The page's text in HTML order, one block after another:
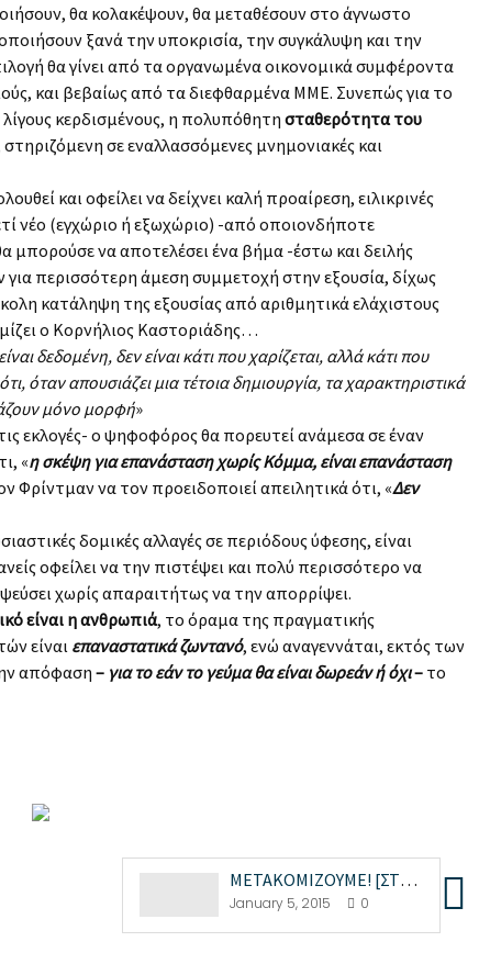
θα κολακέψουν, θα μεταθέσουν στο άγνωστο
ξανά την υποκρισία, την συγκάλυψη και την
θα γίνει από τα οργανωμένα οικονομικά συμφέροντα
και βεβαίως από τα διεφθαρμένα ΜΜΕ. Συνεπώς για το
κερδισμένους, η πολυπόθητη σταθερότητα του
σε εναλλασσόμενες μνημονιακές και
και οφείλει να δείχνει καλή προαίρεση, ειλικρινές
νέο (εγχώριο ή εξωχώριο) -από οποιονδήποτε
μπορούσε να αποτελέσει ένα βήμα -έστω και δειλής
περισσότερη άμεση συμμετοχή στην εξουσία, δίχως
κατάληψη της εξουσίας από αριθμητικά ελάχιστους
ο Κορνήλιος Καστοριάδης…
δεδομένη, δεν είναι κάτι που χαρίζεται, αλλά κάτι που
όταν απουσιάζει μια τέτοια δημιουργία, τα χαρακτηριστικά
μόνο μορφή»
εκλογές- ο ψηφοφόρος θα πορευτεί ανάμεσα σε έναν
«η σκέψη για επανάσταση χωρίς Κόμμα, είναι επανάσταση
Φρίντμαν να τον προειδοποιεί απειλητικά ότι, «Δεν
δομικές αλλαγές σε περιόδους ύφεσης, είναι
οφείλει να την πιστέψει και πολύ περισσότερο να
χωρίς απαραιτήτως να την απορρίψει.
είναι η ανθρωπιά, το όραμα της πραγματικής
είναι επαναστατικά ζωντανό, ενώ αναγεννάται, εκτός των
απόφαση – για το εάν το γεύμα θα είναι δωρεάν ή όχι– το
METAKOMIZOYME! [ΣΤΗΡΙΞΤΕ ΜΑΣ]
January 5, 2015 0